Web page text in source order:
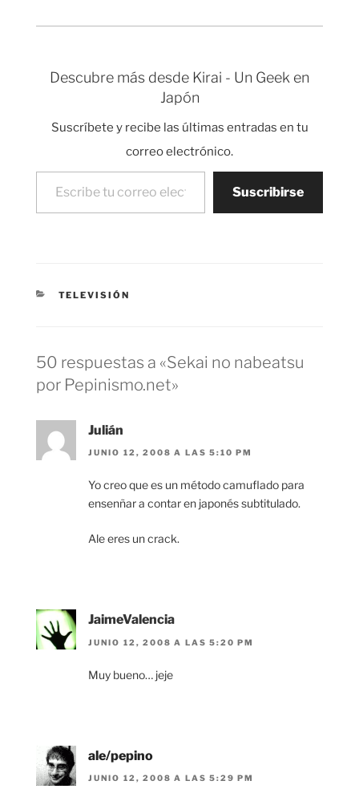
calle. En esta foto me
aguantando
proveedor de internet…
Descubre más desde Kirai - Un Geek en
Japón
Suscríbete y recibe las últimas entradas en tu
correo electrónico.
Escribe tu correo electrónico…
Suscribirse
CATEGORÍAS
TELEVISIÓN
50 respuestas a «Sekai no nabeatsu
por Pepinismo.net»
Julián
JUNIO 12, 2008 A LAS 5:10 PM
Yo creo que es un método camuflado para
ensenñar a contar en japonés subtitulado.
Ale eres un crack.
JaimeValencia
JUNIO 12, 2008 A LAS 5:20 PM
Muy bueno… jeje
ale/pepino
JUNIO 12, 2008 A LAS 5:29 PM